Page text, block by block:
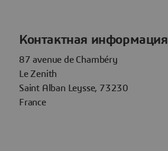
Контактная информация
87 avenue de Chambéry
Le Zenith
Saint Alban Leysse, 73230
France